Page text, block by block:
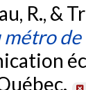
R., &
métro